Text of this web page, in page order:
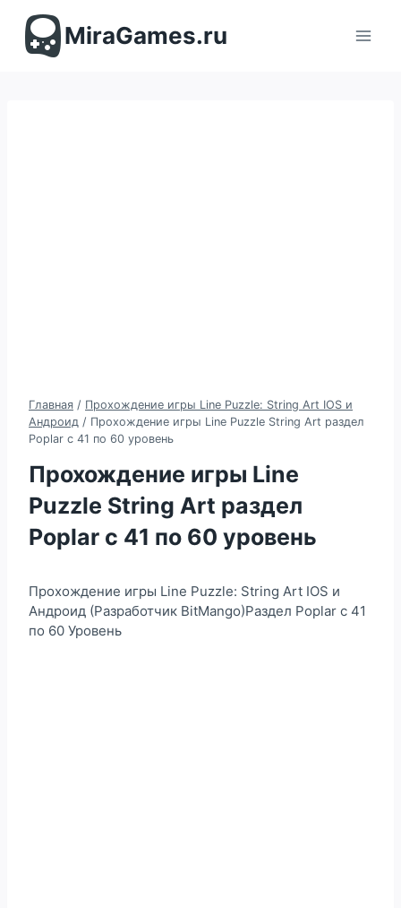
содержимомуMiraGames.ru
Главная / Прохождение игры Line Puzzle: String Art IOS и
Андроид / Прохождение игры Line Puzzle String Art раздел
Poplar c 41 по 60 уровень
Прохождение игры Line
Puzzle String Art раздел
Poplar c 41 по 60 уровень
Прохождение игры Line Puzzle: String Art IOS и
Андроид (Разработчик BitMango)Раздел Poplar с 41
по 60 Уровень